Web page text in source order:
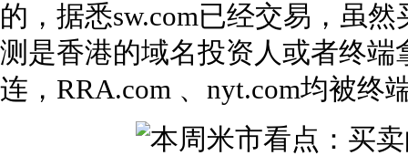
的，据悉sw.com已经交易，虽
测是香港的域名投资人或者终
连，RRA.com 、nyt.com均被